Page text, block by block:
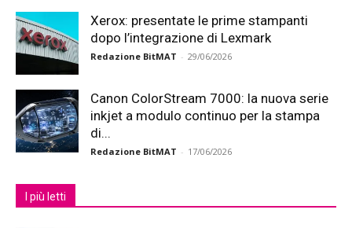
Xerox: presentate le prime stampanti
dopo l’integrazione di Lexmark
Redazione BitMAT - 29/06/2026
Canon ColorStream 7000: la nuova serie
inkjet a modulo continuo per la stampa
di...
Redazione BitMAT - 17/06/2026
I più letti